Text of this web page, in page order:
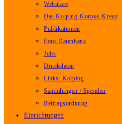
Webinare
Das Kolping-Korpus-Kreuz
Publikationen
Foto-Datenbank
Jobs
Druckdaten
Links: Kolping
Sammlungen / Spenden
Beitragsordnung
Einrichtungen